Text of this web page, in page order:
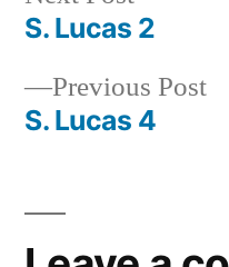
Post
navigation
Previous Post
S. Lucas 4
S. Lucas 2